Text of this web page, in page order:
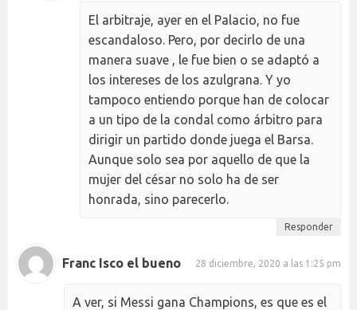
El arbitraje, ayer en el Palacio, no fue
escandaloso. Pero, por decirlo de una
manera suave , le fue bien o se adaptó a
los intereses de los azulgrana. Y yo
tampoco entiendo porque han de colocar
a un tipo de la condal como árbitro para
dirigir un partido donde juega el Barsa.
Aunque solo sea por aquello de que la
mujer del césar no solo ha de ser
honrada, sino parecerlo.
Responder
Franc Isco el bueno 28 diciembre, 2020 a las 1:25 pm
A ver, si Messi gana Champions, es que es el